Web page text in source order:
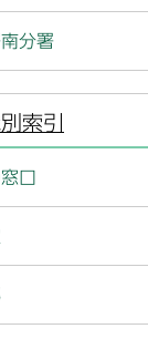
分署
索引
口